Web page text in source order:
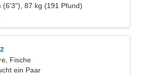
Frau
(6'3"), 87 kg (191 Pfund)
Fische
ein Paar